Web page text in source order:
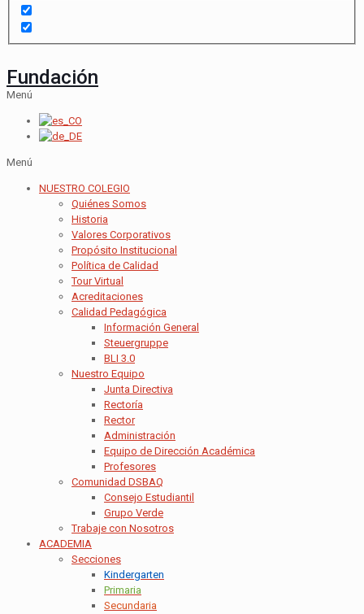
Fundación
Menú
Menú
NUESTRO COLEGIO
Quiénes Somos
Historia
Valores Corporativos
Propósito Institucional
Política de Calidad
Tour Virtual
Acreditaciones
Calidad Pedagógica
Información General
Steuergruppe
BLI 3.0
Nuestro Equipo
Junta Directiva
Rectoría
Rector
Administración
Equipo de Dirección Académica
Profesores
Comunidad DSBAQ
Consejo Estudiantil
Grupo Verde
Trabaje con Nosotros
ACADEMIA
Secciones
Kindergarten
Primaria
Secundaria